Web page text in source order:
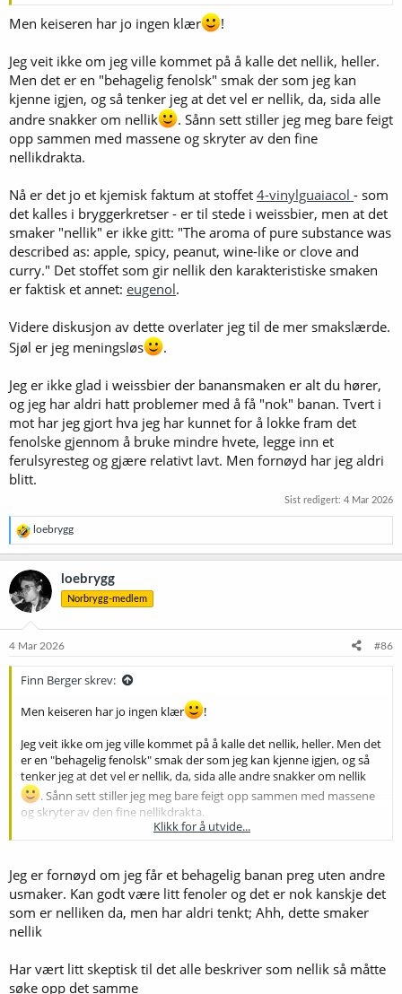
Men keiseren har jo ingen klær !
Jeg veit ikke om jeg ville kommet på å kalle det nellik, heller.
Men det er en "behagelig fenolsk" smak der som jeg kan
kjenne igjen, og så tenker jeg at det vel er nellik, da, sida alle
andre snakker om nellik
. Sånn sett stiller jeg meg bare feigt
opp sammen med massene og skryter av den fine
nellikdrakta.
Nå er det jo et kjemisk faktum at stoffet 4-vinylguaiacol - som
det kalles i bryggerkretser - er til stede i weissbier, men at det
smaker "nellik" er ikke gitt: "The aroma of pure substance was
described as: apple, spicy, peanut, wine-like or clove and
curry." Det stoffet som gir nellik den karakteristiske smaken
er faktisk et annet: eugenol.
Videre diskusjon av dette overlater jeg til de mer smakslærde.
Sjøl er jeg meningsløs
.
Jeg er ikke glad i weissbier der banansmaken er alt du hører,
og jeg har aldri hatt problemer med å få "nok" banan. Tvert i
mot har jeg gjort hva jeg har kunnet for å lokke fram det
fenolske gjennom å bruke mindre hvete, legge inn et
ferulsyresteg og gjære relativt lavt. Men fornøyd har jeg aldri
blitt.
Sist redigert: 4 Mar 2026
R
e
a
k
s
j
o
e
loebrygg
loebrygg
Norbrygg-medlem
4 Mar 2026 #86
Finn Berger skrev:
Men keiseren har jo ingen klær
!
Jeg veit ikke om jeg ville kommet på å kalle det nellik, heller. Men det
er en "behagelig fenolsk" smak der som jeg kan kjenne igjen, og så
tenker jeg at det vel er nellik, da, sida alle andre snakker om nellik
. Sånn sett stiller jeg meg bare feigt opp sammen med massene
og skryter av den fine nellikdrakta.
"nellik" er ikke gitt: "The aroma of pure substance was described as:
apple, spicy, peanut, wine-like or clove and curry." Det stoffet eom
gir nellik den karakteristiske smaken er faktisk et annet: eugenol.
Jeg er ikke glad i weissbier der banansmaken er alt du hører, og jeg
gjort hva jeg har kunnet for å lokke fram det fenolske gjennom å
bruke mindre hvete, legge inn et ferulsyresteg og gjære relativt lavt.
Klikk for å utvide...
Jeg er fornøyd om jeg får et behagelig banan preg uten andre
usmaker. Kan godt være litt fenoler og det er nok kanskje det
som er nelliken da, men har aldri tenkt; Ahh, dette smaker
nellik
Har vært litt skeptisk til det alle beskriver som nellik så måtte
søke opp det samme